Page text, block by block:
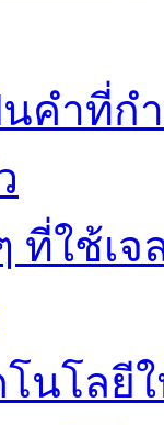
คำที่ก
ที่ใช้เ
คโนโล